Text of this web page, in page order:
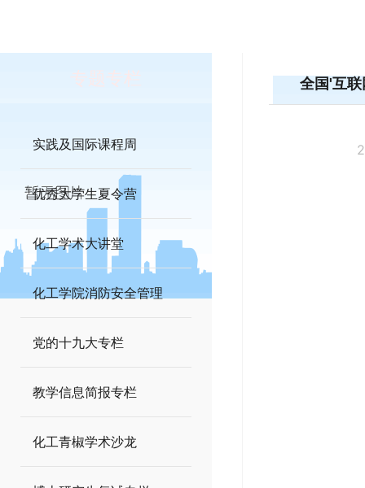
专题专栏
实践及国际课程周
优秀大学生夏令营
化工学术大讲堂
化工学院消防安全管理
党的十九大专栏
教学信息简报专栏
化工青椒学术沙龙
全国'互